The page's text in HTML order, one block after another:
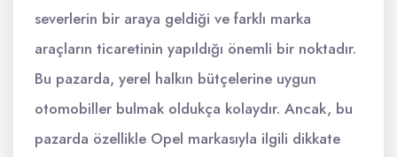
severlerin bir araya geldiği ve farklı marka
araçların ticaretinin yapıldığı önemli bir noktadır.
Bu pazarda, yerel halkın bütçelerine uygun
otomobiller bulmak oldukça kolaydır. Ancak, bu
pazarda özellikle Opel markasıyla ilgili dikkate